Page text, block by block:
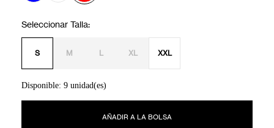
S M L XL XXL
Disponible: 9 unidad(es)
AÑADIR A LA BOLSA